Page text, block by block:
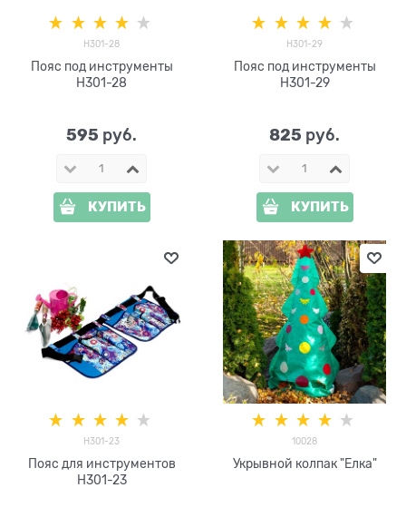
H301-28
Пояс под инструменты
H301-28
595 руб.
КУПИТЬ
H301-29
Пояс под инструменты
H301-29
825 руб.
КУПИТЬ
H301-23
Пояс для инструментов
H301-23
10028
Укрывной колпак "Елка"